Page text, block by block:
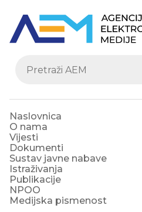
Naslovnica
O nama
Vijesti
Dokumenti
Sustav javne nabave
Istraživanja
Publikacije
NPOO
Medijska pismenost